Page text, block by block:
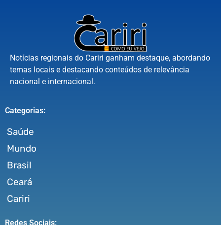
Notícias regionais do Cariri ganham destaque, abordando
temas locais e destacando conteúdos de relevância
nacional e internacional.
Categorias:
Saúde
Mundo
Brasil
Ceará
Cariri
Redes Sociais: